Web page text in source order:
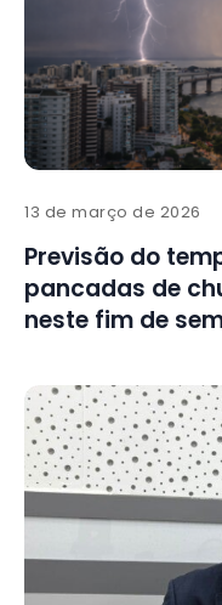
13 de março de 2026
Previsão do
pancadas de
neste fim de